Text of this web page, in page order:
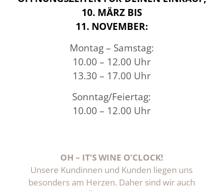
10. MÄRZ BIS
11. NOVEMBER:
Montag – Samstag:
10.00 – 12.00 Uhr
13.30 – 17.00 Uhr
Sonntag/Feiertag:
10.00 – 12.00 Uhr
OH – IT’S WINE O’CLOCK!
Unsere Kundinnen und Kunden liegen uns
besonders am Herzen. Daher sind wir auch